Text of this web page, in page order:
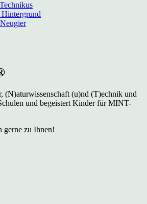
(u)nd (T)echnik und
und begeistert Kinder für MINT-
zu Ihnen!